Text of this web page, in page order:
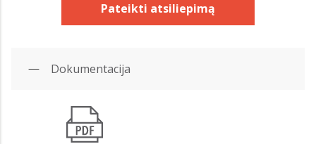
Pateikti atsiliepimą
Dokumentacija